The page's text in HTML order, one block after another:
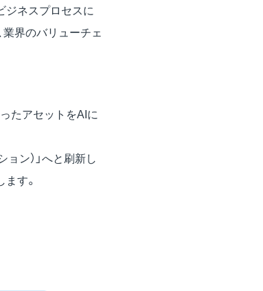
ジネスプロセスに
業界のバリューチェ
たアセットをAIに
ン）」へと刷新し
す。